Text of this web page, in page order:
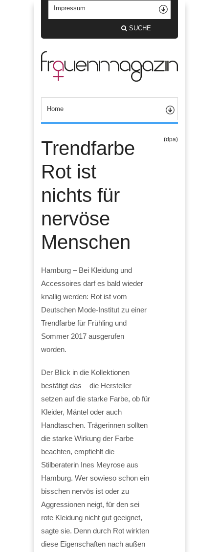
SUCHE
Trendfarbe
Rot ist
nichts für
nervöse
Menschen
(dpa)
Hamburg – Bei Kleidung und
Accessoires darf es bald wieder
knallig werden: Rot ist vom
Deutschen Mode-Institut zu einer
Trendfarbe für Frühling und
Sommer 2017 ausgerufen
worden.
Der Blick in die Kollektionen
bestätigt das – die Hersteller
setzen auf die starke Farbe, ob für
Kleider, Mäntel oder auch
Handtaschen. Trägerinnen sollten
die starke Wirkung der Farbe
beachten, empfiehlt die
Stilberaterin Ines Meyrose aus
Hamburg. Wer sowieso schon ein
bisschen nervös ist oder zu
Aggressionen neigt, für den sei
rote Kleidung nicht gut geeignet,
sagte sie. Denn durch Rot wirkten
diese Eigenschaften nach außen